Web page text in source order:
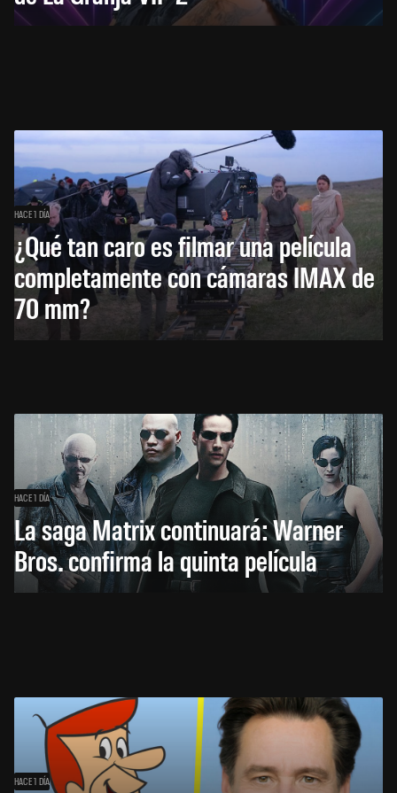
HACE 1 DÍA
¿Qué tan caro es filmar una película
completamente con cámaras IMAX de
70 mm?
HACE 1 DÍA
La saga Matrix continuará: Warner
Bros. confirma la quinta película
HACE 1 DÍA